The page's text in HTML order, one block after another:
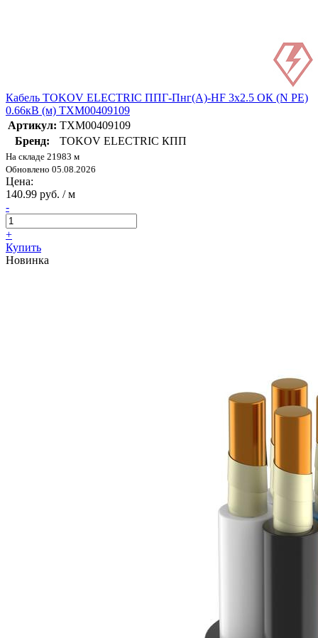
Кабель TOKOV ELECTRIC ППГ-Пнг(А)-HF 3х2.5 ОК (N PE)
0.66кВ (м) ТХМ00409109
Артикул: ТХМ00409109
Бренд:
TOKOV ELECTRIC КПП
На складе 21983 м
Обновлено 05.08.2026
Цена:
140.99 руб. / м
-
+
Купить
Новинка